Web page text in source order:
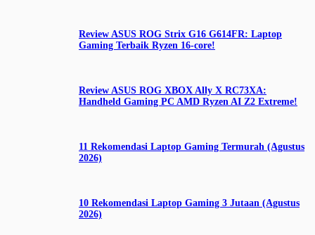
Review ASUS ROG Strix G16 G614FR: Laptop
Gaming Terbaik Ryzen 16-core!
Review ASUS ROG XBOX Ally X RC73XA:
Handheld Gaming PC AMD Ryzen AI Z2 Extreme!
11 Rekomendasi Laptop Gaming Termurah (Agustus
2026)
10 Rekomendasi Laptop Gaming 3 Jutaan (Agustus
2026)